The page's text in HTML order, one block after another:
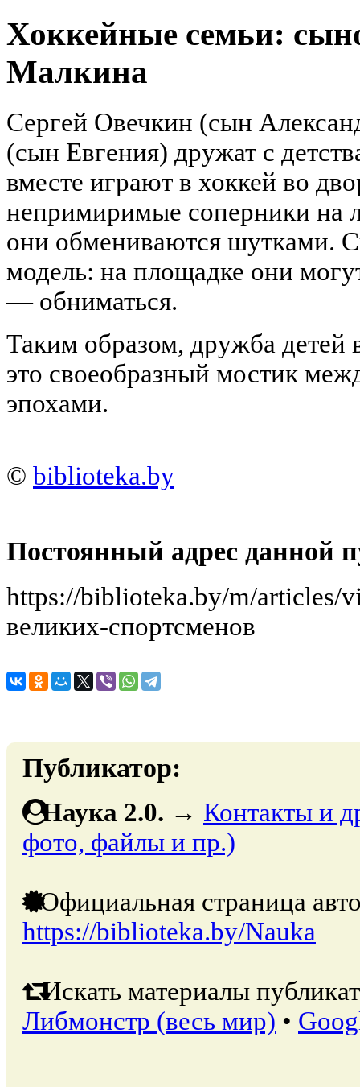
Хоккейные семьи:
Малкина
Сергей Овечкин (сын
(сын Евгения) дружат с
вместе играют в хоккей во
непримиримые соперники на
они обмениваются шутками.
модель: на площадке они
— обниматься.
Таким образом, дружба
это своеобразный мостик
эпохами.
© biblioteka.by
Постоянный адрес данной
https://biblioteka.by/m/articles/
великих-спортсменов
Публикатор:
Наука 2.0. → Контакты и
фото, файлы и пр.)
Официальная страница
https://biblioteka.by/Nauka
Искать материалы
Либмонстр (весь мир) •